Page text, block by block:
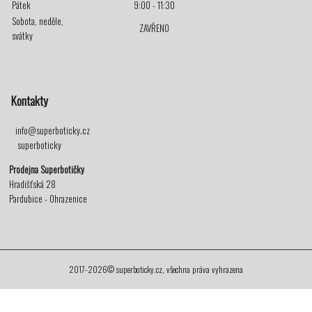
Pátek
9:00 - 11:30
Sobota, neděle,
svátky
ZAVŘENO
Kontakty
info@superboticky.cz
superboticky
Prodejna Superbotičky
Hradišťská 28
Pardubice - Ohrazenice
2017-2026© superboticky.cz, všechna práva vyhrazena